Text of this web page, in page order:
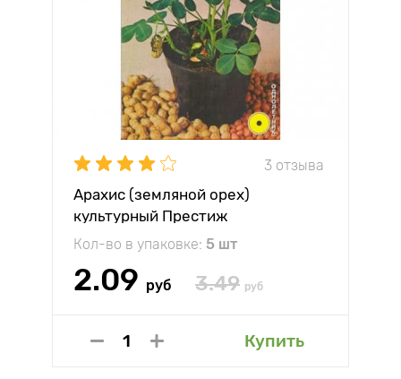
3 отзыва
Арахис (земляной орех)
культурный Престиж
Кол-во в упаковке: 5 шт
2.09 руб 3.49 руб
Купить